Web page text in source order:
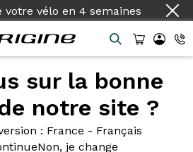
votre vélo en 4 semaines
sur la bonne
notre site ?
: France - Français
Non, je change
de course Axxome 350 Ultegra
Axxome 350